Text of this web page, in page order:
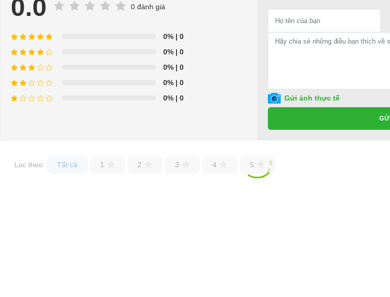
0.0 0 đánh giá
0%| 0
0%| 0
0%| 0
0%| 0
0%| 0 Gửi ảnh thực tế
GỬI
Lọc theo: Tất cả 1 2 3 4 5